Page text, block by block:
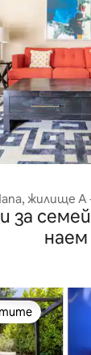
жилище А -
за
наем
на